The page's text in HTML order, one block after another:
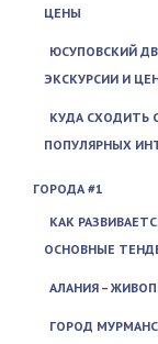
ЦЕНЫ
ЮСУПОВСКИЙ
ЭКСКУРСИИ И
КУДА СХОДИТЬ
ПОПУЛЯРНЫХ
ГОРОДА #1
КАК
ОСНОВНЫЕ
АЛАНИЯ –
ГОРОД